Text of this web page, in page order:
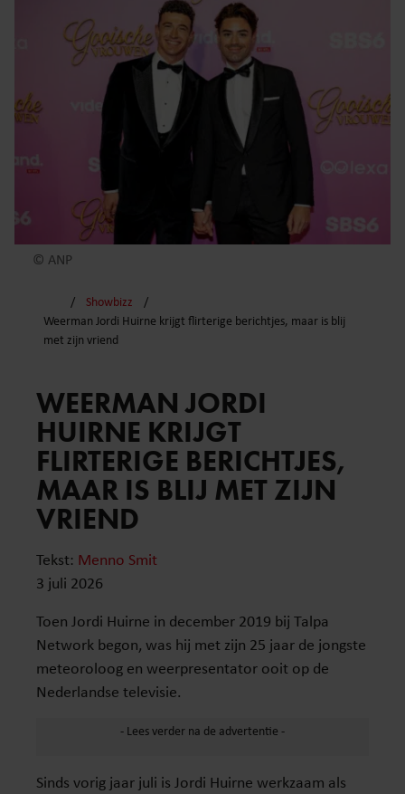
© ANP
Showbizz
Weerman Jordi Huirne krijgt flirterige berichtjes, maar is blij
met zijn vriend
WEERMAN JORDI
HUIRNE KRIJGT
FLIRTERIGE BERICHTJES,
MAAR IS BLIJ MET ZIJN
VRIEND
Tekst: Menno Smit
3 juli 2026
Toen Jordi Huirne in december 2019 bij Talpa
Network begon, was hij met zijn 25 jaar de jongste
meteoroloog en weerpresentator ooit op de
Nederlandse televisie.
Sinds vorig jaar juli is Jordi Huirne werkzaam als